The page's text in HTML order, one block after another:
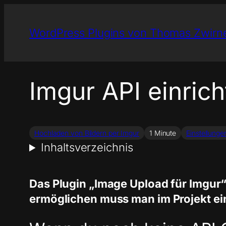
Inhalt
springen
WordPress Plugins von Thomas
Imgur API
Hochladen von Bildern per Imgur 1 Minute
Inhaltsverzeichnis
Das Plugin „Image Upload für
ermöglichen muss man im Projekt